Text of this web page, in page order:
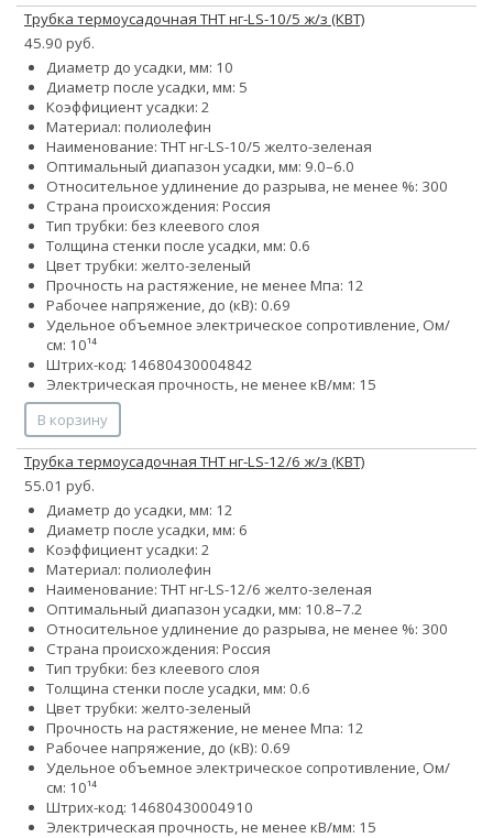
Трубка термоусадочная ТНТ нг-LS-10/5 ж/з (КВТ)
45.90 руб.
Диаметр до усадки, мм: 10
Диаметр после усадки, мм: 5
Коэффициент усадки: 2
Материал: полиолефин
Наименование: ТНТ нг-LS-10/5 желто-зеленая
Оптимальный диапазон усадки, мм: 9.0–6.0
Относительное удлинение до разрыва, не менее %: 300
Страна происхождения: Россия
Тип трубки: без клеевого слоя
Толщина стенки после усадки, мм: 0.6
Цвет трубки: желто-зеленый
Прочность на растяжение, не менее Мпа: 12
Рабочее напряжение, до (кВ): 0.69
Удельное объемное электрическое сопротивление, Ом/
см: 10¹⁴
Штрих-код: 14680430004842
Электрическая прочность, не менее кВ/мм: 15
В корзину
Трубка термоусадочная ТНТ нг-LS-12/6 ж/з (КВТ)
55.01 руб.
Диаметр до усадки, мм: 12
Диаметр после усадки, мм: 6
Коэффициент усадки: 2
Материал: полиолефин
Наименование: ТНТ нг-LS-12/6 желто-зеленая
Оптимальный диапазон усадки, мм: 10.8–7.2
Относительное удлинение до разрыва, не менее %: 300
Страна происхождения: Россия
Тип трубки: без клеевого слоя
Толщина стенки после усадки, мм: 0.6
Цвет трубки: желто-зеленый
Прочность на растяжение, не менее Мпа: 12
Рабочее напряжение, до (кВ): 0.69
Удельное объемное электрическое сопротивление, Ом/
см: 10¹⁴
Штрих-код: 14680430004910
Электрическая прочность, не менее кВ/мм: 15